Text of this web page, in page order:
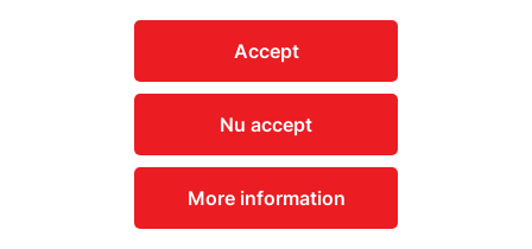
PROTECTIA CONSUMATORILOR - A.N.P.C.
Accept
Nu accept
More information